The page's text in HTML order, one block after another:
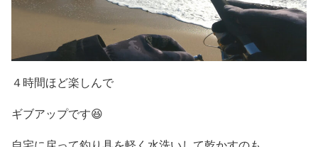
４時間ほど楽しんで
ギブアップです😆